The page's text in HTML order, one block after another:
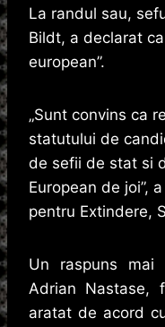
La randul sau,
Bildt, a declarat
european”.
„Sunt convins ca
statutului de
de sefii de stat si
European de joi”,
pentru Extindere,
Un raspuns
Adrian Nastase,
aratat de acord